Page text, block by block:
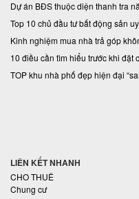
Dự án BĐS thuộc diện thanh tra
Top 10 chủ đầu tư bất động sản
Kinh nghiệm mua nhà trả góp
10 điều cần tìm hiểu trước khi đặt
TOP khu nhà phố đẹp hiện đại
LIÊN KẾT NHANH
CHO THUÊ
Chung cư